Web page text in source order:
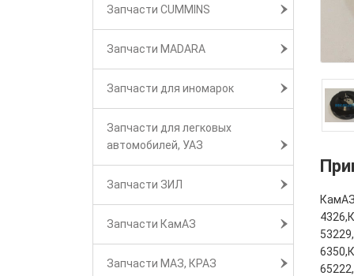
Запчасти CUMMINS
Запчасти MADARA
Запчасти для иномарок
Запчасти для легковых
автомобилей, УАЗ
Запчасти ЗИЛ
Запчасти КамАЗ
Запчасти МАЗ, КРАЗ